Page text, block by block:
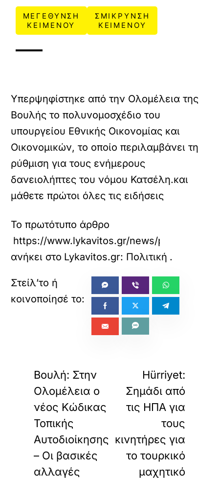
ΜΕΓΕΘΥΝΣΗ
ΚΕΙΜΕΝΟΥ
ΣΜΙΚΡΥΝΣΗ
ΚΕΙΜΕΝΟΥ
Υπερψηφίστηκε από την Ολομέλεια της
Βουλής το πολυνομοσχέδιο του
υπουργείου Εθνικής Οικονομίας και
Οικονομικών, το οποίο περιλαμβάνει τη
ρύθμιση για τους ενήμερους
δανειολήπτες του νόμου Κατσέλη.και
μάθετε πρώτοι όλες τις ειδήσεις
Το πρωτότυπο άρθρο
https://www.lykavitos.gr/news/politics/
ανήκει στο Lykavitos.gr: Πολιτική .
Βουλή: Στην
Ολομέλεια ο
νέος Κώδικας
Τοπικής
Αυτοδιοίκησης
– Οι βασικές
αλλαγές
Hürriyet:
Σημάδι από
τις ΗΠΑ για
τους
κινητήρες για
το τουρκικό
μαχητικό